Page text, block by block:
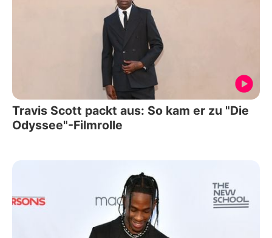
Travis Scott packt aus: So kam er zu "Die
Odyssee"-Filmrolle